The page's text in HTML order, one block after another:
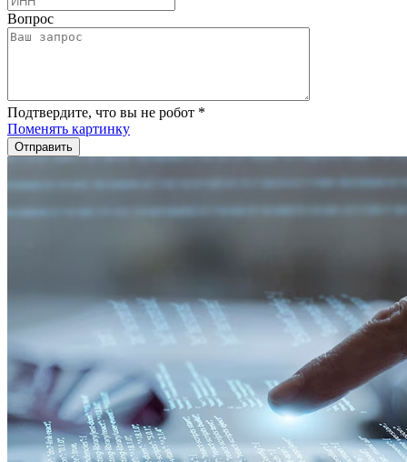
Вопрос
Подтвердите, что вы не робот *
Поменять картинку